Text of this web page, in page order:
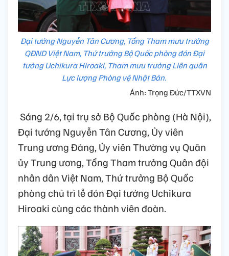
Đại tướng Nguyễn Tân Cương, Tổng Tham mưu trưởng
QĐND Việt Nam, Thứ trưởng Bộ Quốc phòng đón Đại
tướng Uchikura Hiroaki, Tham mưu trưởng Liên quân
Lực lượng Phòng vệ Nhật Bản.
Ảnh: Trọng Đức/TTXVN
Sáng 2/6, tại trụ sở Bộ Quốc phòng (Hà Nội),
Đại tướng Nguyễn Tân Cương, Ủy viên
Trung ương Đảng, Ủy viên Thường vụ Quân
ủy Trung ương, Tổng Tham trưởng Quân đội
nhân dân Việt Nam, Thứ trưởng Bộ Quốc
phòng chủ trì lễ đón Đại tướng Uchikura
Hiroaki cùng các thành viên đoàn.